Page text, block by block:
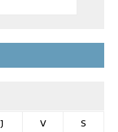
J V
S